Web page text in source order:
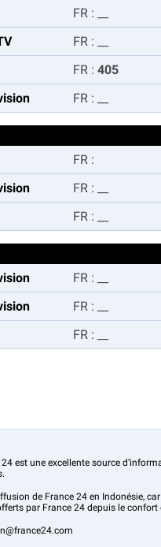
FR :
FR :
FR : 405
FR :
FR :
FR :
FR :
FR :
FR :
FR :
est une excellente source
de France 24 en Indonésie,
par France 24 depuis le confort